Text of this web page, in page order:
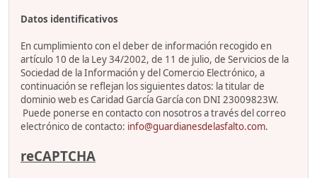
Datos identificativos
En cumplimiento con el deber de información recogido en
artículo 10 de la Ley 34/2002, de 11 de julio, de Servicios de la
Sociedad de la Información y del Comercio Electrónico, a
continuación se reflejan los siguientes datos: la titular de
dominio web es Caridad García García con DNI 23009823W.
Puede ponerse en contacto con nosotros a través del correo
electrónico de contacto: info@guardianesdelasfalto.com.
reCAPTCHA